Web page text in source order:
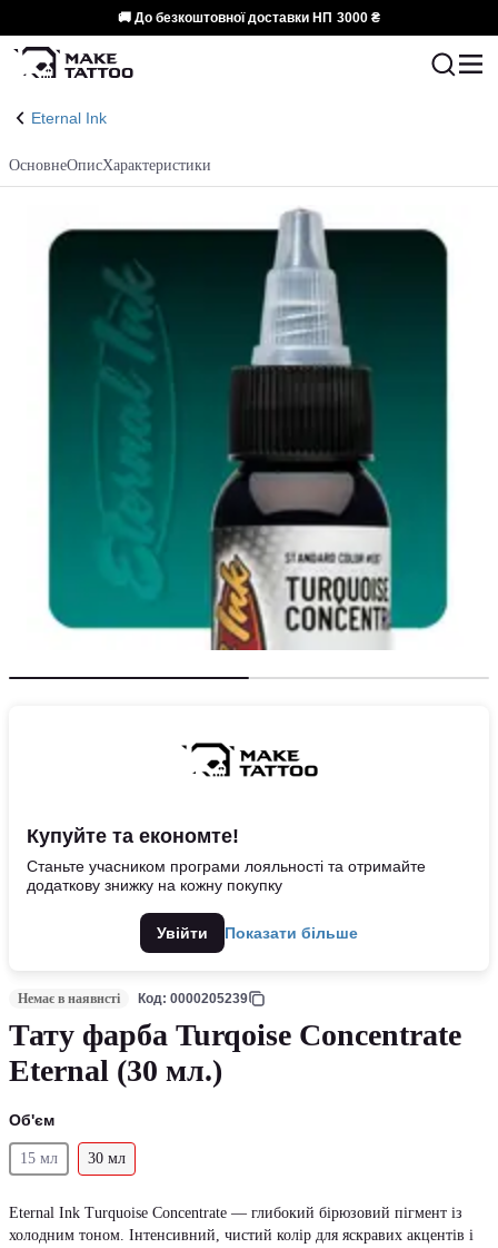
🚚 До безкоштовної доставки НП 3000 ₴
Eternal Ink
ОсновнеОписХарактеристики
Купуйте та економте!
Станьте учасником програми лояльності та отримайте
додаткову знижку на кожну покупку
Увійти Показати більше
Немає в наявнсті Код: 0000205239
Тату фарба Turqoise Concentrate
Eternal (30 мл.)
Об'єм
15 мл 30 мл
Eternal Ink Turquoise Concentrate — глибокий бірюзовий пігмент із
холодним тоном. Інтенсивний, чистий колір для яскравих акцентів і